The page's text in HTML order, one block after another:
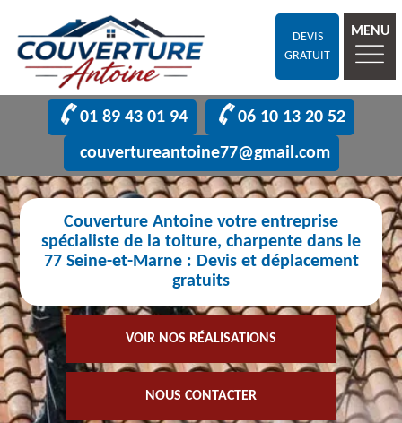
DEVIS
GRATUIT
MENU
01 89 43 01 94
06 10 13 20 52
couvertureantoine77@gmail.com
Couverture Antoine votre entreprise
spécialiste de la toiture, charpente dans le
77 Seine-et-Marne : Devis et déplacement
gratuits
VOIR NOS RÉALISATIONS
NOUS CONTACTER